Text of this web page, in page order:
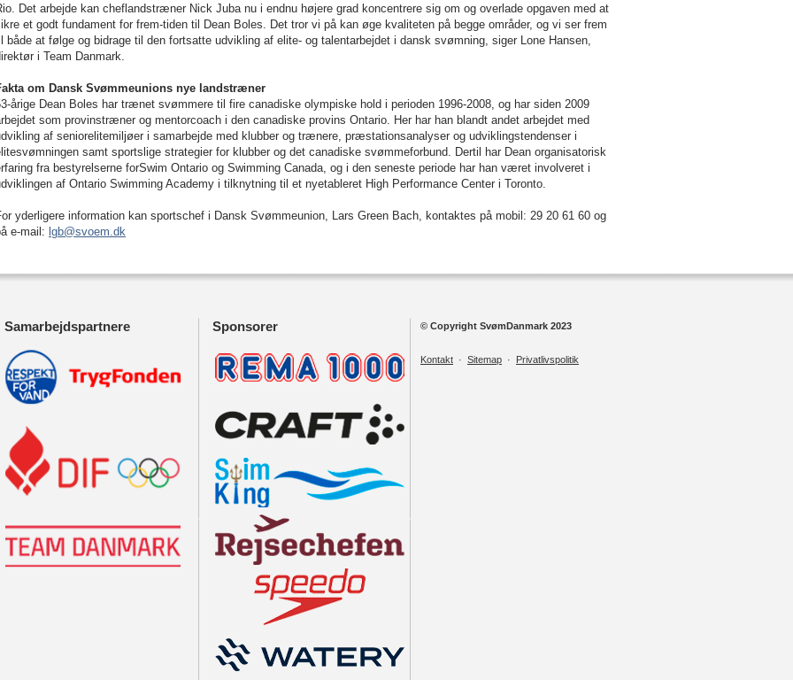
Det arbejde kan cheflandstræner Nick Juba nu i endnu højere grad koncentrere sig om og overlade opgaven med at
et godt fundament for frem-tiden til Dean Boles. Det tror vi på kan øge kvaliteten på begge områder, og vi ser frem
både at følge og bidrage til den fortsatte udvikling af elite- og talentarbejdet i dansk svømning, siger Lone Hansen,
i Team Danmark.
om Dansk Svømmeunions nye landstræner
årige Dean Boles har trænet svømmere til fire canadiske olympiske hold i perioden 1996-2008, og har siden 2009
som provinstræner og mentorcoach i den canadiske provins Ontario. Her har han blandt andet arbejdet med
af seniorelitemiljøer i samarbejde med klubber og trænere, præstationsanalyser og udviklingstendenser i
samt sportslige strategier for klubber og det canadiske svømmeforbund. Dertil har Dean organisatorisk
fra bestyrelserne forSwim Ontario og Swimming Canada, og i den seneste periode har han været involveret i
af Ontario Swimming Academy i tilknytning til et nyetableret High Performance Center i Toronto.
yderligere information kan sportschef i Dansk Svømmeunion, Lars Green Bach, kontaktes på mobil: 29 20 61 60 og
e-mail: lgb@svoem.dk
Samarbejdspartnere Sponsorer © Copyright SvømDanmark 2023
Kontakt · Sitemap · Privatlivspolitik